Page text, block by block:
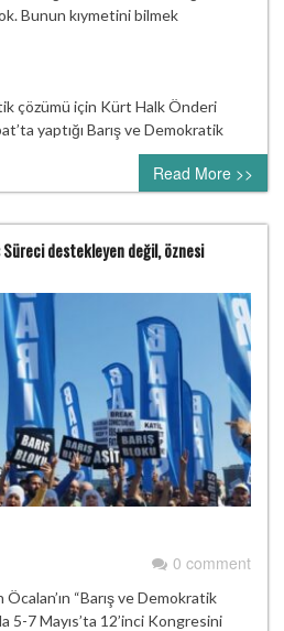
Bunun kıymetini bilmek
çözümü için Kürt Halk Önderi
yaptığı Barış ve Demokratik
Read More >>
Süreci destekleyen değil, öznesi
0 comment
“Barış ve Demokratik
5-7 Mayıs’ta 12’inci Kongresini